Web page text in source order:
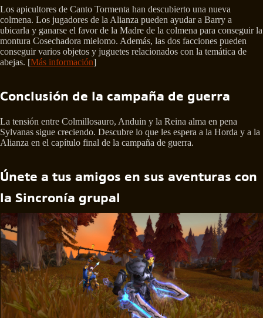
Los apicultores de Canto Tormenta han descubierto una nueva
colmena. Los jugadores de la Alianza pueden ayudar a Barry a
ubicarla y ganarse el favor de la Madre de la colmena para conseguir la
montura Cosechadora mielomo. Además, las dos facciones pueden
conseguir varios objetos y juguetes relacionados con la temática de
abejas. [Más información]
Conclusión de la campaña de guerra
La tensión entre Colmillosauro, Anduin y la Reina alma en pena
Sylvanas sigue creciendo. Descubre lo que les espera a la Horda y a la
Alianza en el capítulo final de la campaña de guerra.
Únete a tus amigos en sus aventuras con
la Sincronía grupal